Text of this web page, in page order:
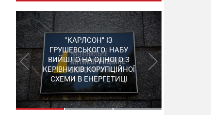
"КАРЛСОН" ІЗ
ГРУШЕВСЬКОГО: НАБУ
ВИЙШЛО НА ОДНОГО З
КЕРІВНИКІВ КОРУПЦІЙНОЇ
СХЕМИ В ЕНЕРГЕТИЦІ
СЕРГІЙ ПУШКАР,
ЗГАДАНИЙ У "ПЛІВКАХ
МІНДІЧА", ЗАЛИШИВ
УКРАЇНУ
"ШЛАГБАУМ" НА
ДЕРЖКОНТРАКТАХ: НАБУ
РОЗКРИЛО ЗЛОЧИННУ
ОРГАНІЗАЦІЮ В
ЕНЕРГЕТИЦІ